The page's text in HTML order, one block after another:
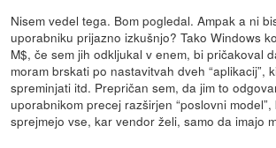
Nisem vedel tega. Bom pogledal. Ampak a ni
uporabniku prijazno izkušnjo? Tako Windows
M$, če sem jih odkljukal v enem, bi pričakoval
moram brskati po nastavitvah dveh “aplikacij”,
spreminjati itd. Prepričan sem, da jim to
uporabnikom precej razširjen “poslovni
sprejmejo vse, kar vendor želi, samo da imajo